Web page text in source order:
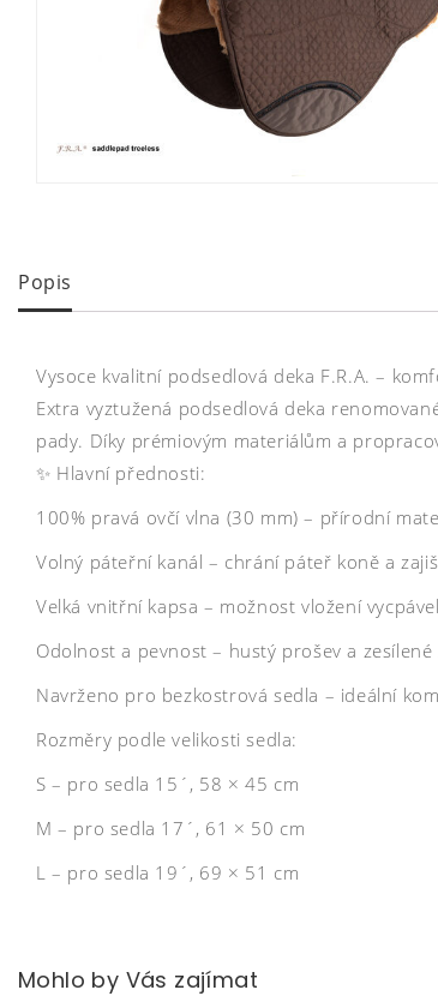
Popis
Vysoce kvalitní podsedlová deka F.R.A. –
Extra vyztužená podsedlová deka
pady. Díky prémiovým materiálům a
✨ Hlavní přednosti:
100% pravá ovčí vlna (30 mm) – přírodní
Volný páteřní kanál – chrání páteř koně a
Velká vnitřní kapsa – možnost vložení
Odolnost a pevnost – hustý prošev a
Navrženo pro bezkostrová sedla – ideální
Rozměry podle velikosti sedla:
S – pro sedla 15´, 58 × 45 cm
M – pro sedla 17´, 61 × 50 cm
L – pro sedla 19´, 69 × 51 cm
Mohlo by Vás zajímat